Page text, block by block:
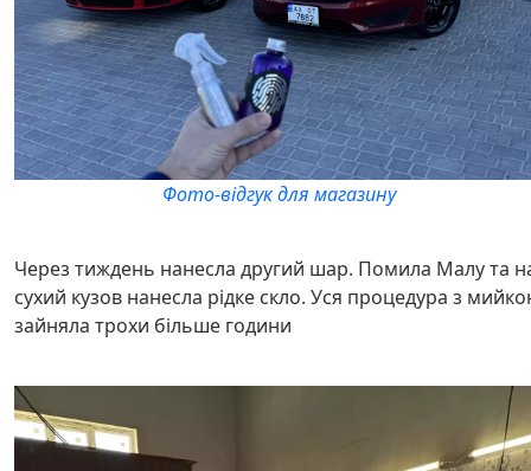
Фото-відгук для магазину
Через тиждень нанесла другий шар. Помила Малу та
сухий кузов нанесла рідке скло. Уся процедура з
зайняла трохи більше години